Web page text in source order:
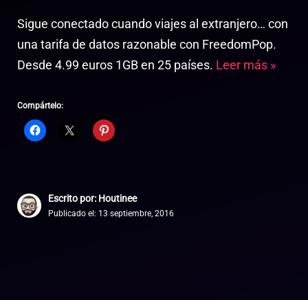
Sigue conectado cuando viajes al extranjero… con
una tarifa de datos razonable con FreedomPop.
Desde 4.99 euros 1GB en 25 países. Leer más »
Compártelo:
Escrito por: Houtinee
Publicado el: 13 septiembre, 2016